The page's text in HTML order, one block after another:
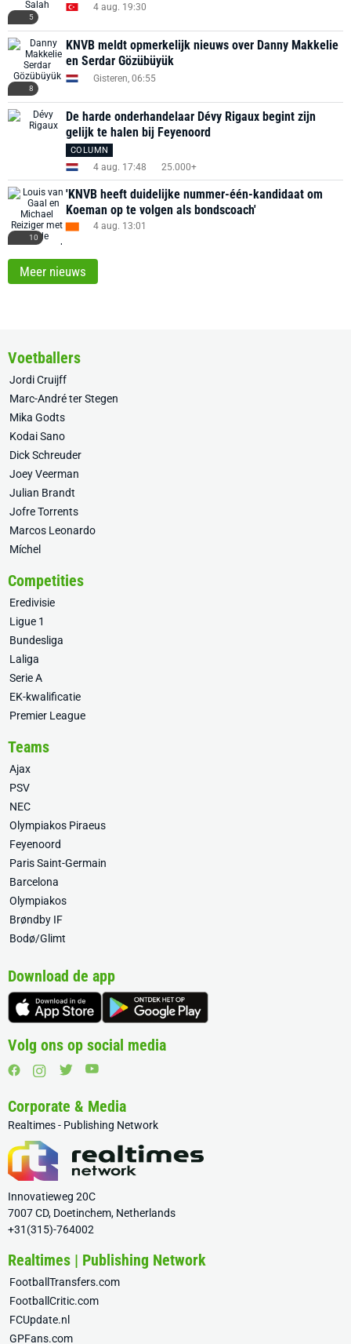
5
4 aug. 19:30
8
KNVB meldt opmerkelijk nieuws over Danny Makkelie
en Serdar Gözübüyük
Gisteren, 06:55
De harde onderhandelaar Dévy Rigaux begint zijn
gelijk te halen bij Feyenoord
COLUMN
4 aug. 17:48 25.000+
10
'KNVB heeft duidelijke nummer-één-kandidaat om
Koeman op te volgen als bondscoach'
4 aug. 13:01
Meer nieuws
Voetballers
Jordi Cruijff
Marc-André ter Stegen
Mika Godts
Kodai Sano
Dick Schreuder
Joey Veerman
Julian Brandt
Jofre Torrents
Marcos Leonardo
Míchel
Competities
Eredivisie
Ligue 1
Bundesliga
Laliga
Serie A
EK-kwalificatie
Premier League
Teams
Ajax
PSV
NEC
Olympiakos Piraeus
Feyenoord
Paris Saint-Germain
Barcelona
Olympiakos
Brøndby IF
Bodø/Glimt
Download de app
Volg ons op social media
Corporate & Media
Realtimes - Publishing Network
Innovatieweg 20C
7007 CD, Doetinchem, Netherlands
+31(315)-764002
Realtimes | Publishing Network
FootballTransfers.com
FootballCritic.com
FCUpdate.nl
GPFans.com